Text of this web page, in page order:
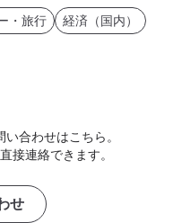
・旅行 経済（国内）
合わせはこちら。
接連絡できます。
せ